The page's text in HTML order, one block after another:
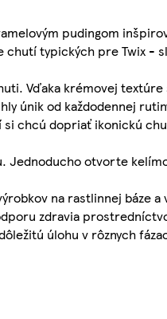
pudingom
chutí typických pre Twix -
Vďaka krémovej
únik od každodennej
chcú dopriať ikonickú
Jednoducho otvorte
na rastlinnej báze a
zdravia
úlohu v rôznych